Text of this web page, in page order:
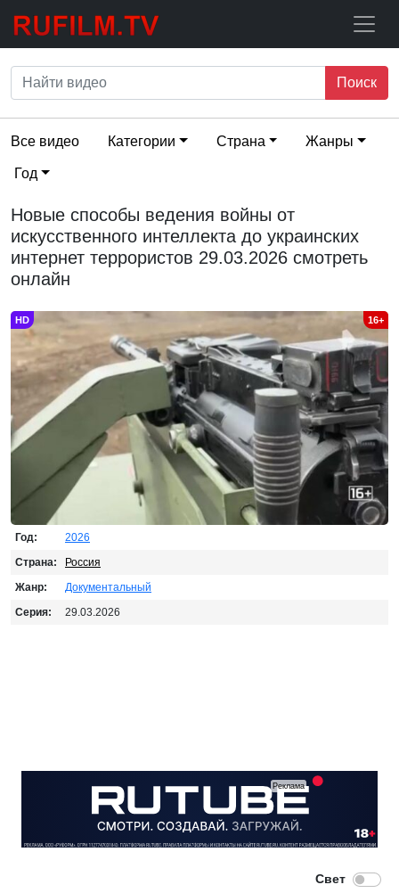
Поиск
Все видео Категории Страна Жанры
Год
Новые способы ведения войны от
искусственного интеллекта до украинских
интернет террористов 29.03.2026 смотреть
онлайн
HD 16+
Год:
2026
Страна:
Россия
Жанр:
Документальный
Серия:
29.03.2026